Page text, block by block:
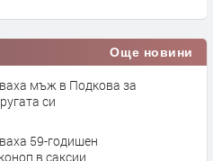
Още новини
мъж в Подкова за
си
59-годишен
в саксии